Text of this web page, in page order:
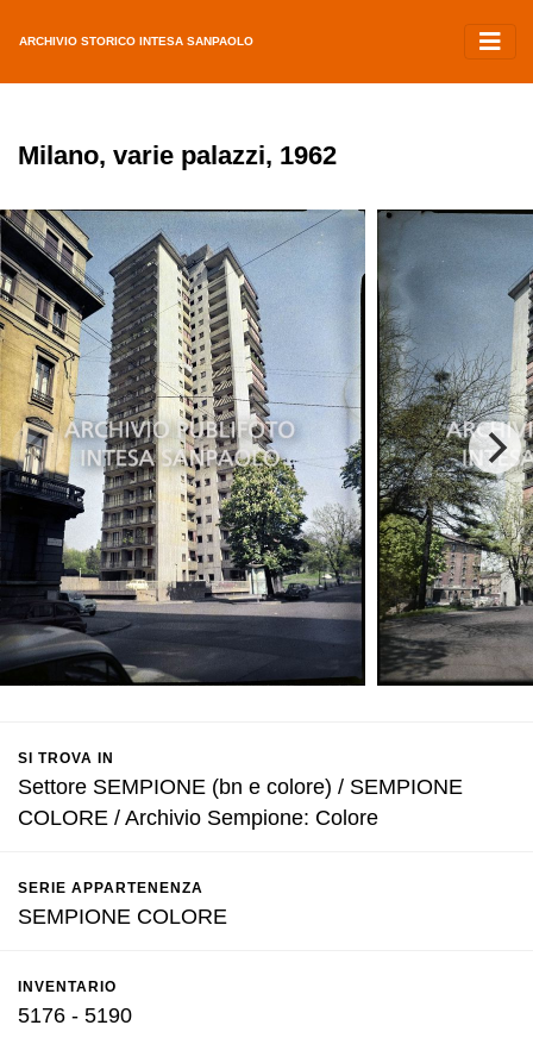
ARCHIVIO STORICO INTESA SANPAOLO
Milano, varie palazzi, 1962
SI TROVA IN
Settore SEMPIONE (bn e colore) / SEMPIONE
COLORE / Archivio Sempione: Colore
SERIE APPARTENENZA
SEMPIONE COLORE
INVENTARIO
5176 - 5190